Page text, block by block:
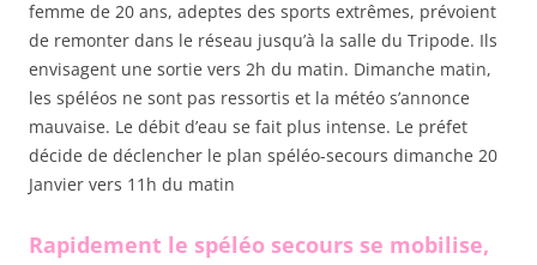
femme de 20 ans, adeptes des sports extrêmes, prévoient
de remonter dans le réseau jusqu’à la salle du Tripode. Ils
envisagent une sortie vers 2h du matin. Dimanche matin,
les spéléos ne sont pas ressortis et la météo s’annonce
mauvaise. Le débit d’eau se fait plus intense. Le préfet
décide de déclencher le plan spéléo-secours dimanche 20
Janvier vers 11h du matin
Rapidement le spéléo secours se mobilise,